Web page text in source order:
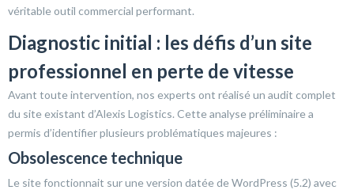
véritable outil commercial performant.
Diagnostic initial : les défis d’un site
professionnel en perte de vitesse
Avant toute intervention, nos experts ont réalisé un audit complet
du site existant d’Alexis Logistics. Cette analyse préliminaire a
permis d’identifier plusieurs problématiques majeures :
Obsolescence technique
Le site fonctionnait sur une version datée de WordPress (5.2) avec